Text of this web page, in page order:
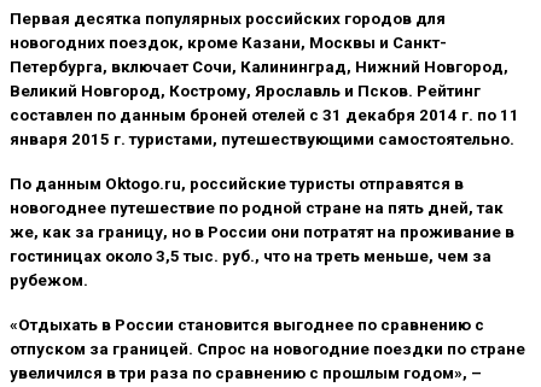
Первая десятка популярных российских городов для
новогодних поездок, кроме Казани, Москвы и Санкт-
Петербурга, включает Сочи, Калининград, Нижний Новгород,
Великий Новгород, Кострому, Ярославль и Псков. Рейтинг
составлен по данным броней отелей с 31 декабря 2014 г. по 11
января 2015 г. туристами, путешествующими самостоятельно.
По данным Oktogo.ru, российские туристы отправятся в
новогоднее путешествие по родной стране на пять дней, так
же, как за границу, но в России они потратят на проживание в
гостиницах около 3,5 тыс. руб., что на треть меньше, чем за
рубежом.
«Отдыхать в России становится выгоднее по сравнению с
отпуском за границей. Спрос на новогодние поездки по стране
увеличился в три раза по сравнению с прошлым годом», –